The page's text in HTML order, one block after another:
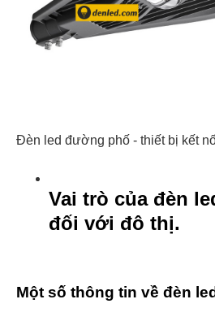
Đèn led đường phố - thiết bị kết
Vai trò của đèn
đối với đô thị.
Một số thông tin về đèn